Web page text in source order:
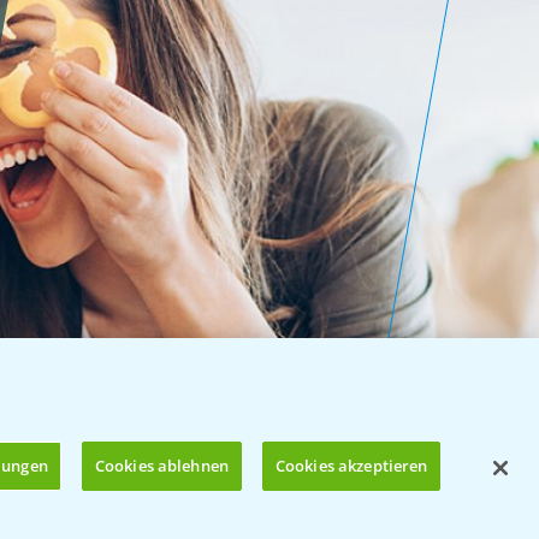
Cookies ablehnen Cookies akzeptieren